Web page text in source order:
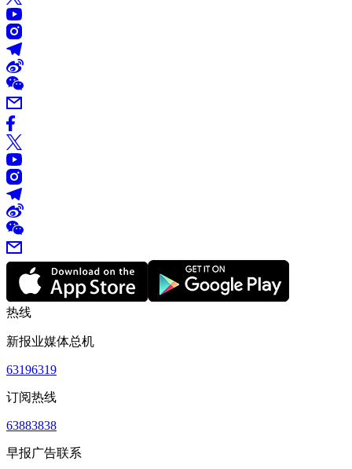
热线
新报业媒体总机
63196319
订阅热线
63883838
早报广告联系